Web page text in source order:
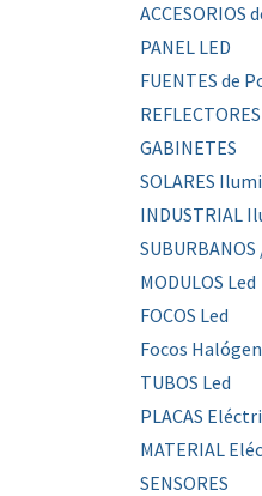
ACCESORIOS
PANEL LED
FUENTES de
GABINETES
SOLARES
INDUSTRIAL
MODULOS Led
FOCOS Led
Focos
TUBOS Led
PLACAS
MATERIAL
SENSORES